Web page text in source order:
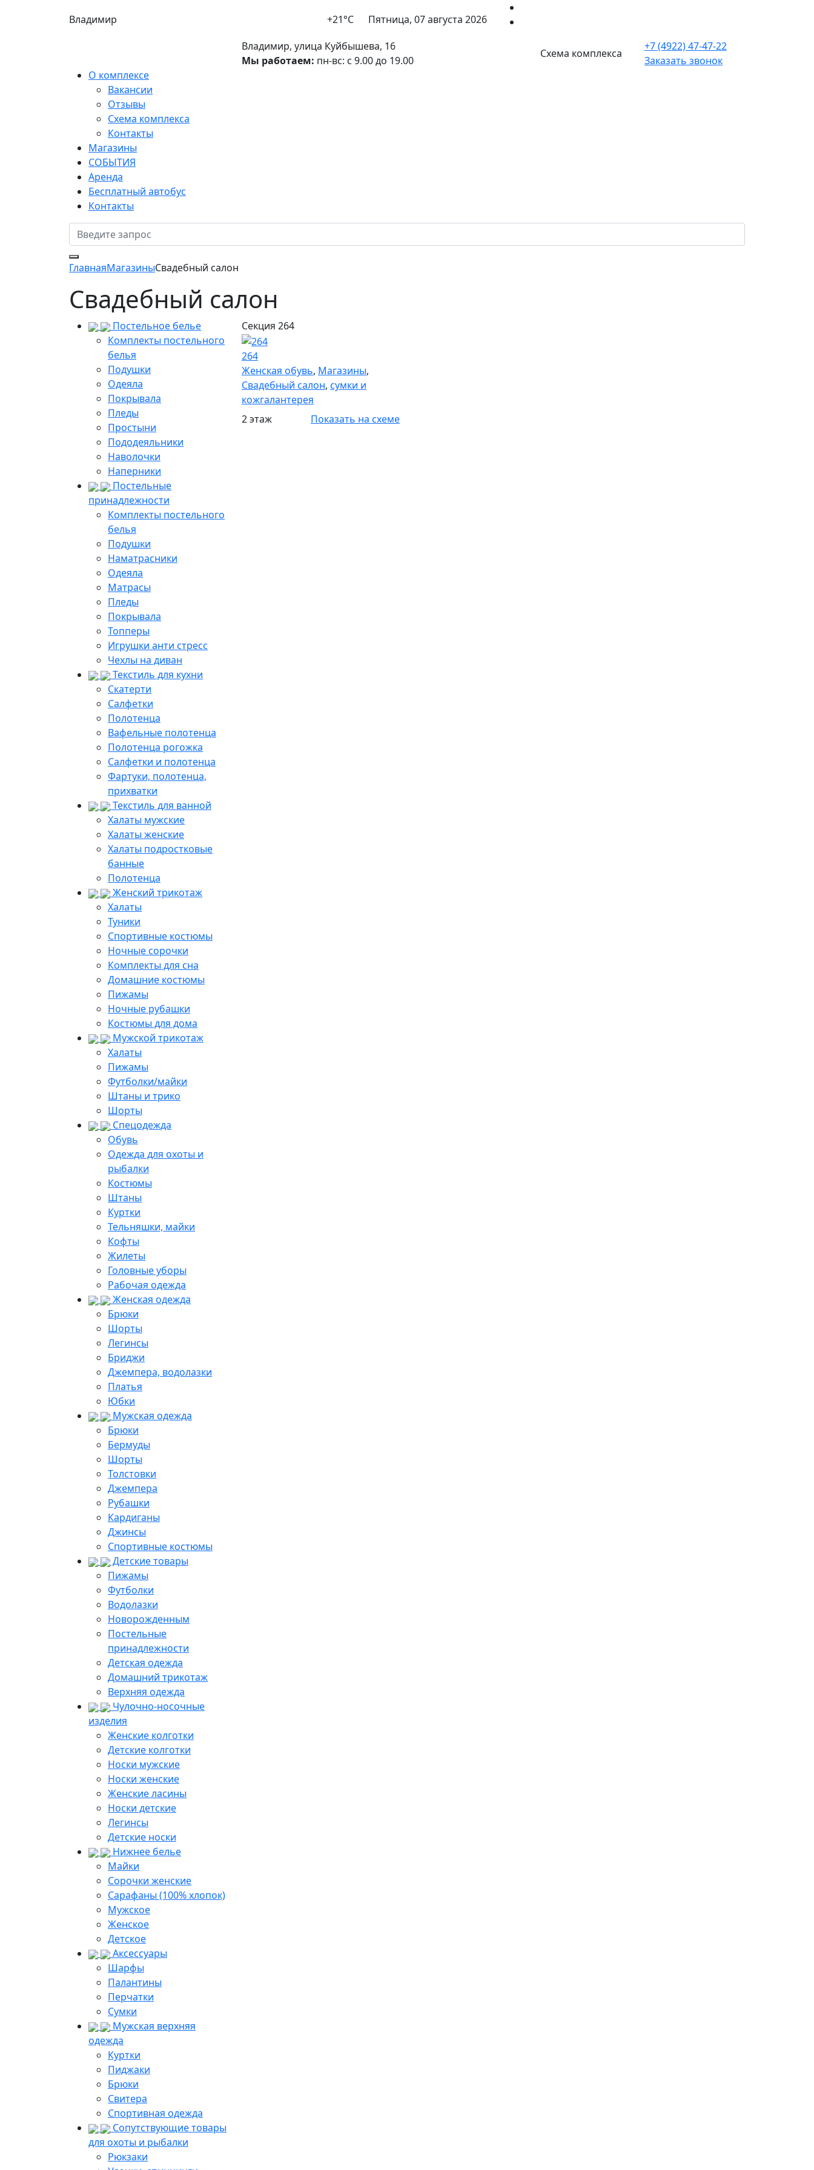
Владимир +21°С
Пятница, 07 августа 2026
Владимир, улица Куйбышева, 16
Мы работаем: пн-вс: с 9.00 до 19.00
Схема комплекса
+7 (4922) 47-47-22
Заказать звонок
О комплексе
Вакансии
Отзывы
Схема комплекса
Контакты
Магазины
СОБЫТИЯ
Аренда
Бесплатный автобус
Контакты
ГлавнаяМагазиныСвадебный салон
Свадебный салон
Постельное белье
Комплекты постельного
белья
Подушки
Одеяла
Покрывала
Пледы
Простыни
Пододеяльники
Наволочки
Наперники
Постельные
принадлежности
Комплекты постельного
белья
Подушки
Наматрасники
Одеяла
Матрасы
Пледы
Покрывала
Топперы
Игрушки анти стресс
Чехлы на диван
Текстиль для кухни
Скатерти
Салфетки
Полотенца
Вафельные полотенца
Полотенца рогожка
Салфетки и полотенца
Фартуки, полотенца,
прихватки
Текстиль для ванной
Халаты мужские
Халаты женские
Халаты подростковые
банные
Полотенца
Женский трикотаж
Халаты
Туники
Спортивные костюмы
Ночные сорочки
Комплекты для сна
Домашние костюмы
Пижамы
Ночные рубашки
Костюмы для дома
Мужской трикотаж
Халаты
Пижамы
Футболки/майки
Штаны и трико
Шорты
Спецодежда
Обувь
Одежда для охоты и
рыбалки
Костюмы
Штаны
Куртки
Тельняшки, майки
Кофты
Жилеты
Головные уборы
Рабочая одежда
Женская одежда
Брюки
Шорты
Легинсы
Бриджи
Джемпера, водолазки
Платья
Юбки
Мужская одежда
Брюки
Бермуды
Шорты
Толстовки
Джемпера
Рубашки
Кардиганы
Джинсы
Спортивные костюмы
Детские товары
Пижамы
Футболки
Водолазки
Новорожденным
Постельные
принадлежности
Детская одежда
Домашний трикотаж
Верхняя одежда
Чулочно-носочные
изделия
Женские колготки
Детские колготки
Носки мужские
Носки женские
Женские ласины
Носки детские
Легинсы
Детские носки
Нижнее белье
Майки
Сорочки женские
Сарафаны (100% хлопок)
Мужское
Женское
Детское
Аксессуары
Шарфы
Палантины
Перчатки
Сумки
Мужская верхняя
одежда
Куртки
Пиджаки
Брюки
Свитера
Спортивная одежда
Сопутствующие товары
для охоты и рыбалки
Рюкзаки
Секция 264
264
Женская обувь, Магазины,
Свадебный салон, сумки и
кожгалантерея
2 этаж
Показать на схеме